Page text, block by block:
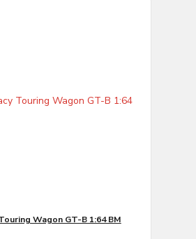
Wagon GT-B 1:64 BM